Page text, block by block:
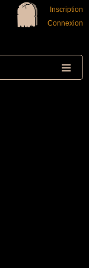
Inscription
Connexion